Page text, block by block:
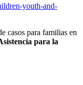
youth-and-
casos para familias en
para la